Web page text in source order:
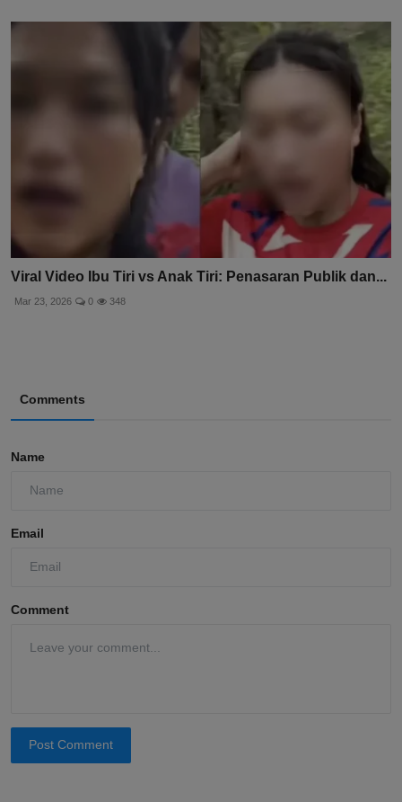
Viral Video Ibu Tiri vs Anak Tiri: Penasaran Publik dan...
Mar 23, 2026 0 348
Comments
Name
Email
Comment
Post Comment